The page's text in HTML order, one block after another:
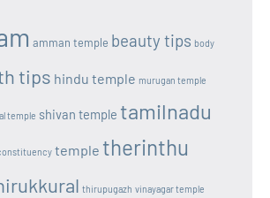
amman temple beauty tips body
tips hindu temple murugan temple
temple shivan temple tamilnadu
temple therinthu
thirupugazh vinayagar temple